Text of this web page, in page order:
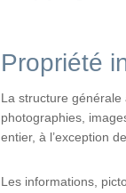
Propriété
La structure générale
photographies,
entier, à l’exception
Les informations,